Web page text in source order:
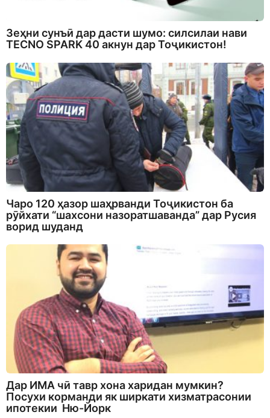
Зеҳни сунъӣ дар дасти шумо: силсилаи нави
TECNO SPARK 40 акнун дар Тоҷикистон!
Чаро 120 ҳазор шаҳрванди Тоҷикистон ба
рӯйхати “шахсони назоратшаванда” дар Русия
ворид шуданд
Дар ИМА чӣ тавр хона харидан мумкин?
Посухи корманди як ширкати хизматрасонии
ипотекии Ню-Йорк